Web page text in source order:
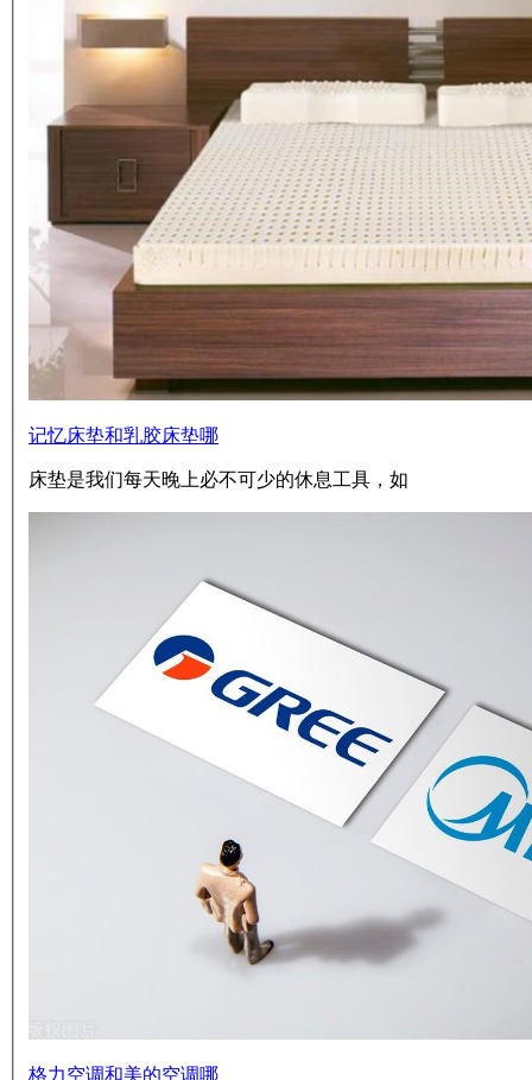
记忆床垫和乳胶床垫哪
床垫是我们每天晚上必不可少的休息工具，如
格力空调和美的空调哪